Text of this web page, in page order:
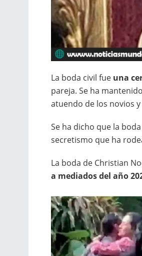
La boda civil fue una
pareja. Se ha
atuendo de los novios
Se ha dicho que la
secretismo que ha
La boda de Christian
a mediados del año